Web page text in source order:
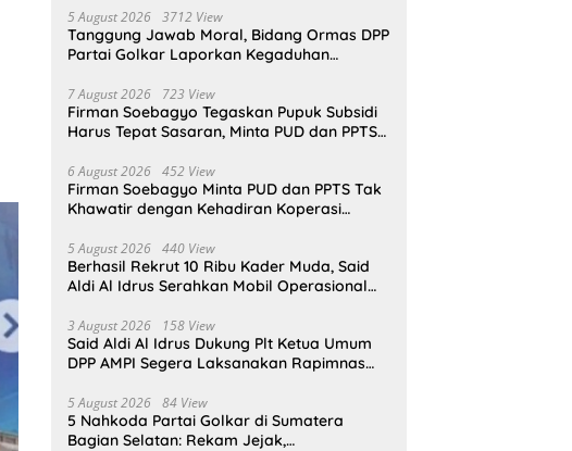
5 August 2026 3712 View
Tanggung Jawab Moral, Bidang Ormas DPP
Partai Golkar Laporkan Kegaduhan
7 August 2026 723 View
Firman Soebagyo Tegaskan Pupuk Subsidi
Harus Tepat Sasaran, Minta PUD dan PPTS
6 August 2026 452 View
Firman Soebagyo Minta PUD dan PPTS Tak
Khawatir dengan Kehadiran Koperasi
5 August 2026 440 View
Berhasil Rekrut 10 Ribu Kader Muda, Said
Aldi Al Idrus Serahkan Mobil Operasional
3 August 2026 158 View
Said Aldi Al Idrus Dukung Plt Ketua Umum
DPP AMPI Segera Laksanakan Rapimnas
5 August 2026 84 View
5 Nahkoda Partai Golkar di Sumatera
Bagian Selatan: Rekam Jejak,